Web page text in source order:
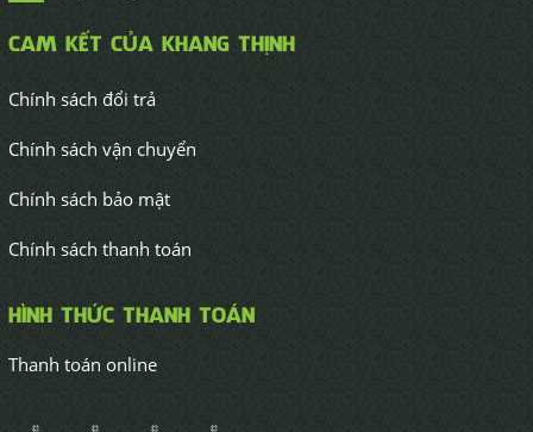
CAM KẾT CỦA KHANG THỊNH
Chính sách đổi trả
Chính sách vận chuyển
Chính sách bảo mật
Chính sách thanh toán
HÌNH THỨC THANH TOÁN
Thanh toán online